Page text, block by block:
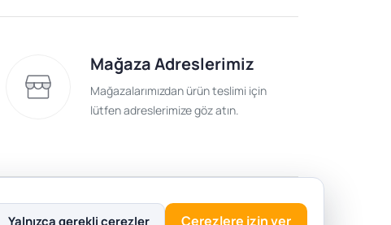
Mağaza Adreslerimiz
Mağazalarımızdan ürün teslimi için
lütfen adreslerimize göz atın.
Gizlilik Politikası
Yalnızca gerekli çerezler Çerezlere izin ver